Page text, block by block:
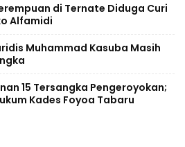
di Ternate Diduga Curi
Alfamidi
Muhammad Kasuba Masih
15 Tersangka Pengeroyokan;
Kades Foyoa Tabaru